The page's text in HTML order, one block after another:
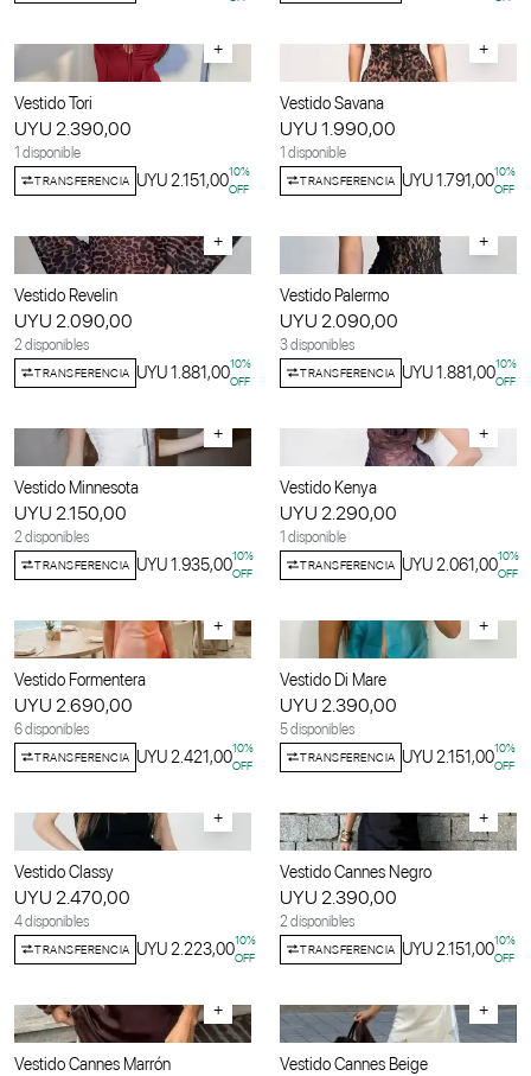
+
Vestido Tori
UYU 2.390,00
1 disponible
TRANSFERENCIA UYU 2.151,0010%
OFF
+
Vestido Savana
UYU 1.990,00
1 disponible
TRANSFERENCIA UYU 1.791,0010%
OFF
+
Vestido Revelin
UYU 2.090,00
2 disponibles
TRANSFERENCIA UYU 1.881,0010%
OFF
+
Vestido Palermo
UYU 2.090,00
3 disponibles
TRANSFERENCIA UYU 1.881,0010%
OFF
+
Vestido Minnesota
UYU 2.150,00
2 disponibles
TRANSFERENCIA UYU 1.935,0010%
OFF
+
Vestido Kenya
UYU 2.290,00
1 disponible
TRANSFERENCIA UYU 2.061,0010%
OFF
+
Vestido Formentera
UYU 2.690,00
6 disponibles
TRANSFERENCIA UYU 2.421,0010%
OFF
+
Vestido Di Mare
UYU 2.390,00
5 disponibles
TRANSFERENCIA UYU 2.151,0010%
OFF
+
Vestido Classy
UYU 2.470,00
4 disponibles
TRANSFERENCIA UYU 2.223,0010%
OFF
+
Vestido Cannes Negro
UYU 2.390,00
2 disponibles
TRANSFERENCIA UYU 2.151,0010%
OFF
+
Vestido Cannes Marrón
+
Vestido Cannes Beige